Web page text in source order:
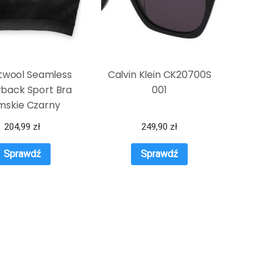
Seamless
Sport Bra
Czarny
204,99 zł
Sprawdź
Calvin Klein CK20700S
001
249,90 zł
Sprawdź